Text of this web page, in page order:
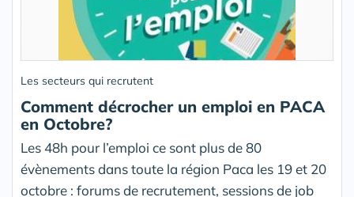
Les secteurs qui recrutent
Comment décrocher un emploi en PACA
en Octobre?
Les 48h pour l’emploi ce sont plus de 80
évènements dans toute la région Paca les 19 et 20
octobre : forums de recrutement, sessions de job